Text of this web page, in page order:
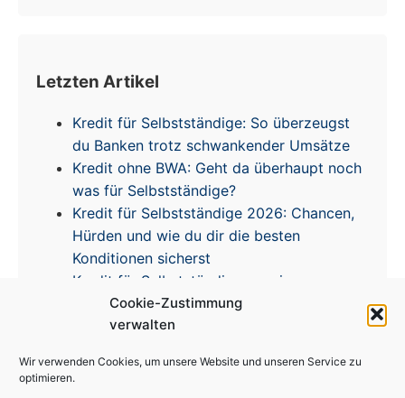
Cookie-Zustimmung
verwalten
Wir verwenden Cookies, um unsere Website und unseren Service zu
optimieren.
Letzten Artikel
Kredit für Selbstständige: So überzeugst
du Banken trotz schwankender Umsätze
Kredit ohne BWA: Geht da überhaupt noch
was für Selbstständige?
Kredit für Selbstständige 2026: Chancen,
Hürden und wie du dir die besten
Konditionen sicherst
Kredit für Selbstständige – meine
Erfahrungen & Tipps zur Zinsentwicklung